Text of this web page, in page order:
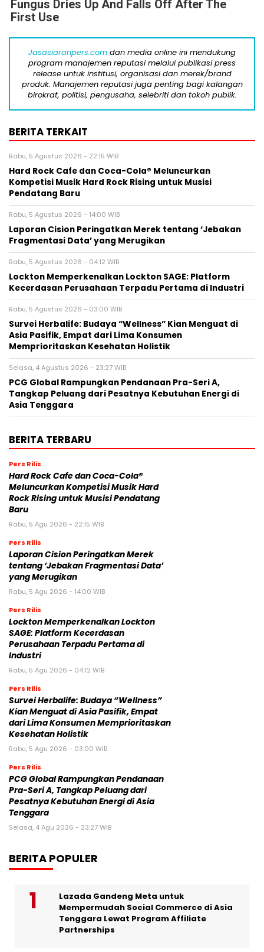
Fungus Dries Up And Falls Off After The
First Use
Jasasiaranpers.com dan media online ini mendukung
program manajemen reputasi melalui publikasi press
release untuk institusi, organisasi dan merek/brand
produk. Manajemen reputasi juga penting bagi kalangan
birokrat, politisi, pengusaha, selebriti dan tokoh publik.
BERITA TERKAIT
Rabu, 5 Agustus 2026 - 22:15 WIB
Hard Rock Cafe dan Coca-Cola® Meluncurkan
Kompetisi Musik Hard Rock Rising untuk Musisi
Pendatang Baru
Rabu, 5 Agustus 2026 - 14:00 WIB
Laporan Cision Peringatkan Merek tentang ‘Jebakan
Fragmentasi Data’ yang Merugikan
Rabu, 5 Agustus 2026 - 04:12 WIB
Lockton Memperkenalkan Lockton SAGE: Platform
Kecerdasan Perusahaan Terpadu Pertama di Industri
Rabu, 5 Agustus 2026 - 03:00 WIB
Survei Herbalife: Budaya “Wellness” Kian Menguat di
Asia Pasifik, Empat dari Lima Konsumen
Memprioritaskan Kesehatan Holistik
Selasa, 4 Agustus 2026 - 23:27 WIB
PCG Global Rampungkan Pendanaan Pra-Seri A,
Tangkap Peluang dari Pesatnya Kebutuhan Energi di
Asia Tenggara
BERITA TERBARU
Pers Rilis
Hard Rock Cafe dan Coca-Cola®
Meluncurkan Kompetisi Musik Hard
Rock Rising untuk Musisi Pendatang
Baru
Rabu, 5 Agu 2026 - 22:15 WIB
Pers Rilis
Laporan Cision Peringatkan Merek
tentang ‘Jebakan Fragmentasi Data’
yang Merugikan
Rabu, 5 Agu 2026 - 14:00 WIB
Pers Rilis
Lockton Memperkenalkan Lockton
SAGE: Platform Kecerdasan
Perusahaan Terpadu Pertama di
Industri
Rabu, 5 Agu 2026 - 04:12 WIB
Pers Rilis
Survei Herbalife: Budaya “Wellness”
Kian Menguat di Asia Pasifik, Empat
dari Lima Konsumen Memprioritaskan
Kesehatan Holistik
Rabu, 5 Agu 2026 - 03:00 WIB
Pers Rilis
PCG Global Rampungkan Pendanaan
Pra-Seri A, Tangkap Peluang dari
Pesatnya Kebutuhan Energi di Asia
Tenggara
Selasa, 4 Agu 2026 - 23:27 WIB
BERITA POPULER
Lazada Gandeng Meta untuk
Mempermudah Social Commerce di Asia
Tenggara Lewat Program Affiliate
Partnerships